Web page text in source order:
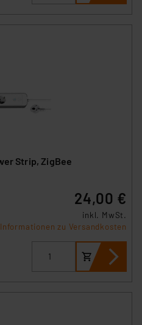
tint Smart Home Smart Power Strip, ZigBee
24,00 €
inkl. MwSt.
Informationen zu Versandkosten